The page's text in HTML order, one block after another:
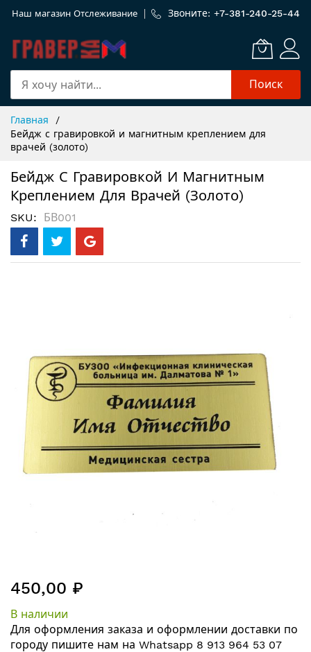
Наш магазин Отслеживание Звоните: +7-381-240-25-44
Поиск
Content
Главная
Бейдж с гравировкой и магнитным креплением для
врачей (золото)
Бейдж С Гравировкой И Магнитным
Креплением Для Врачей (золото)
SKU БВ001
изображений
к
галереи
изображений
450,00 ₽
В наличии
Для оформления заказа и оформлении доставки по
городу пишите нам на Whatsapp 8 913 964 53 07